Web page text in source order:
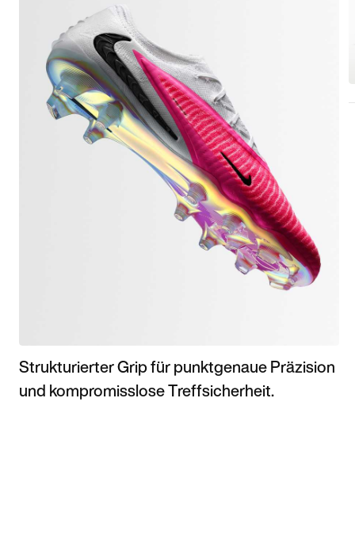
Strukturierter Grip für punktgenaue Präzision
und kompromisslose Treffsicherheit.